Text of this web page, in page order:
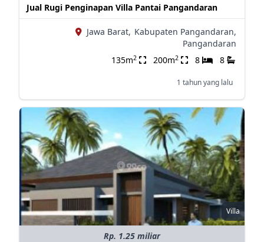
Jual Rugi Penginapan Villa Pantai Pangandaran
Jawa Barat, Kabupaten Pangandaran,
Pangandaran
135m2 200m2 8 8
1 tahun yang lalu
Villa
Rp. 1.25 miliar